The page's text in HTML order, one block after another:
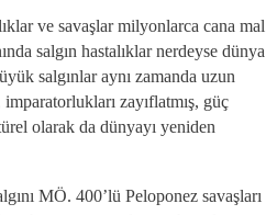
ve savaşlar milyonlarca cana mal
salgın hastalıklar nerdeyse dünya
salgınlar aynı zamanda uzun
zayıflatmış, güç
olarak da dünyayı yeniden
MÖ. 400’lü Peloponez savaşları